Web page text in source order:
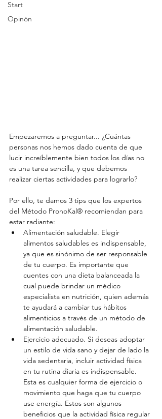
Start
Opinón
Empezaremos a preguntar... ¿Cuántas
personas nos hemos dado cuenta de que
lucir increíblemente bien todos los días no
es una tarea sencilla, y que debemos
realizar ciertas actividades para lograrlo?
Por ello, te damos 3 tips que los expertos
del Método PronoKal® recomiendan para
estar radiante:
Alimentación saludable. Elegir
alimentos saludables es indispensable,
ya que es sinónimo de ser responsable
de tu cuerpo. Es importante que
cuentes con una dieta balanceada la
cual puede brindar un médico
especialista en nutrición, quien además
te ayudará a cambiar tus hábitos
alimenticios a través de un método de
alimentación saludable.
Ejercicio adecuado. Si deseas adoptar
un estilo de vida sano y dejar de lado la
vida sedentaria, incluir actividad física
en tu rutina diaria es indispensable.
Esta es cualquier forma de ejercicio o
movimiento que haga que tu cuerpo
use energía. Estos son algunos
beneficios que la actividad física regular